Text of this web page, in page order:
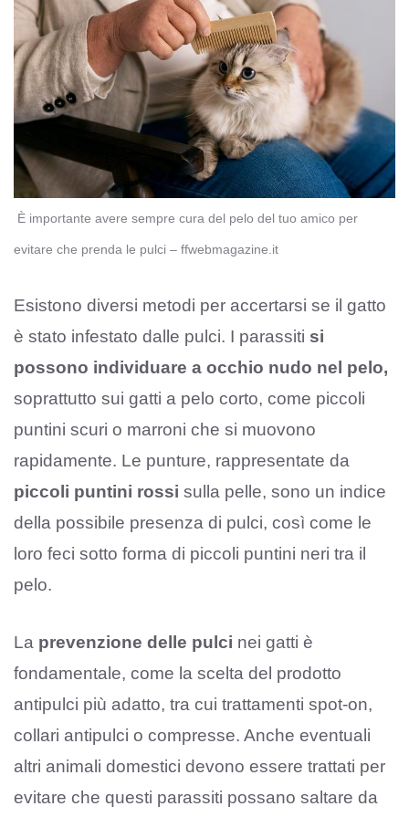
È importante avere sempre cura del pelo del tuo amico per
evitare che prenda le pulci – ffwebmagazine.it
Esistono diversi metodi per accertarsi se il gatto
è stato infestato dalle pulci. I parassiti si
possono individuare a occhio nudo nel pelo,
soprattutto sui gatti a pelo corto, come piccoli
puntini scuri o marroni che si muovono
rapidamente. Le punture, rappresentate da
piccoli puntini rossi sulla pelle, sono un indice
della possibile presenza di pulci, così come le
loro feci sotto forma di piccoli puntini neri tra il
pelo.
La prevenzione delle pulci nei gatti è
fondamentale, come la scelta del prodotto
antipulci più adatto, tra cui trattamenti spot-on,
collari antipulci o compresse. Anche eventuali
altri animali domestici devono essere trattati per
evitare che questi parassiti possano saltare da